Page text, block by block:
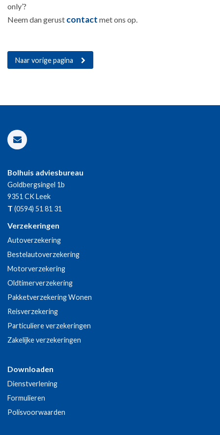
only’?
Neem dan gerust contact met ons op.
Naar vorige pagina
Bolhuis adviesbureau
Goldbergsingel 1b
9351 CK Leek
T (0594) 51 81 31
Verzekeringen
Autoverzekering
Bestelautoverzekering
Motorverzekering
Oldtimerverzekering
Pakketverzekering Wonen
Reisverzekering
Particuliere verzekeringen
Zakelijke verzekeringen
Downloaden
Dienstverlening
Formulieren
Polisvoorwaarden